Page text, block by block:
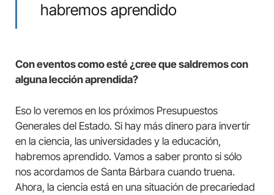
habremos aprendido
Con eventos como esté ¿cree que saldremos con
alguna lección aprendida?
Eso lo veremos en los próximos Presupuestos
Generales del Estado. Si hay más dinero para invertir
en la ciencia, las universidades y la educación,
habremos aprendido. Vamos a saber pronto si sólo
nos acordamos de Santa Bárbara cuando truena.
Ahora, la ciencia está en una situación de precariedad